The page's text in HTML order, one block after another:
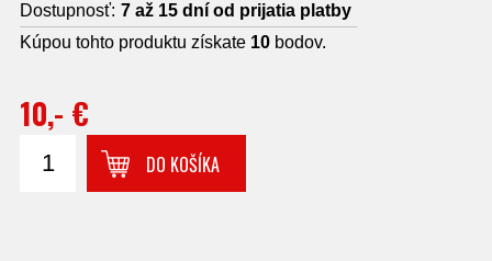
Dostupnosť: 7 až 15 dní od prijatia platby
Kúpou tohto produktu získate 10 bodov.
10,- €
DO KOŠÍKA